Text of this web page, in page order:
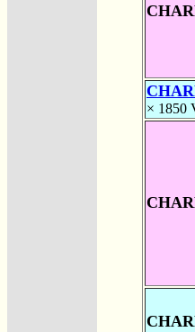
× 1850